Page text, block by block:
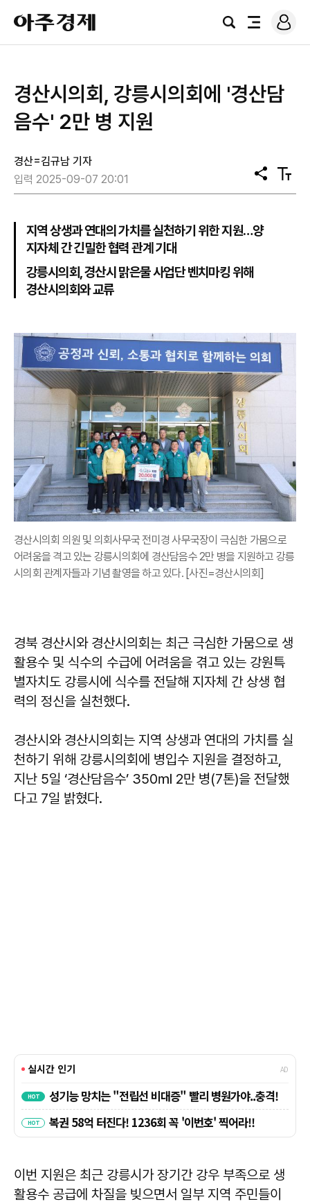
아
주
경
검
전
로
그
경산시의회, 강릉시의회에 '경산담
음수' 2만 병 지원
경산=김규남 기자
입력 2025-09-07 20:01
공
유
텍
스
지역 상생과 연대의 가치를 실천하기 위한 지원…양
지자체 간 긴밀한 협력 관계 기대
강릉시의회, 경산시 맑은물 사업단 벤치마킹 위해
경산시의회와 교류
경산시의회 의원 및 의회사무국 전미경 사무국장이 극심한 가뭄으로
어려움을 격고 있는 강릉시의회에 경산담음수 2만 병을 지원하고 강릉
시의회 관계자들과 기념 촬영을 하고 있다. [사진=경산시의회]
경북 경산시와 경산시의회는 최근 극심한 가뭄으로 생
활용수 및 식수의 수급에 어려움을 겪고 있는 강원특
별자치도 강릉시에 식수를 전달해 지자체 간 상생 협
력의 정신을 실천했다.
경산시와 경산시의회는 지역 상생과 연대의 가치를 실
천하기 위해 강릉시의회에 병입수 지원을 결정하고,
지난 5일 ‘경산담음수’ 350㎖ 2만 병(7톤)을 전달했
다고 7일 밝혔다.
이번 지원은 최근 강릉시가 장기간 강우 부족으로 생
활용수 공급에 차질을 빚으면서 일부 지역 주민들이